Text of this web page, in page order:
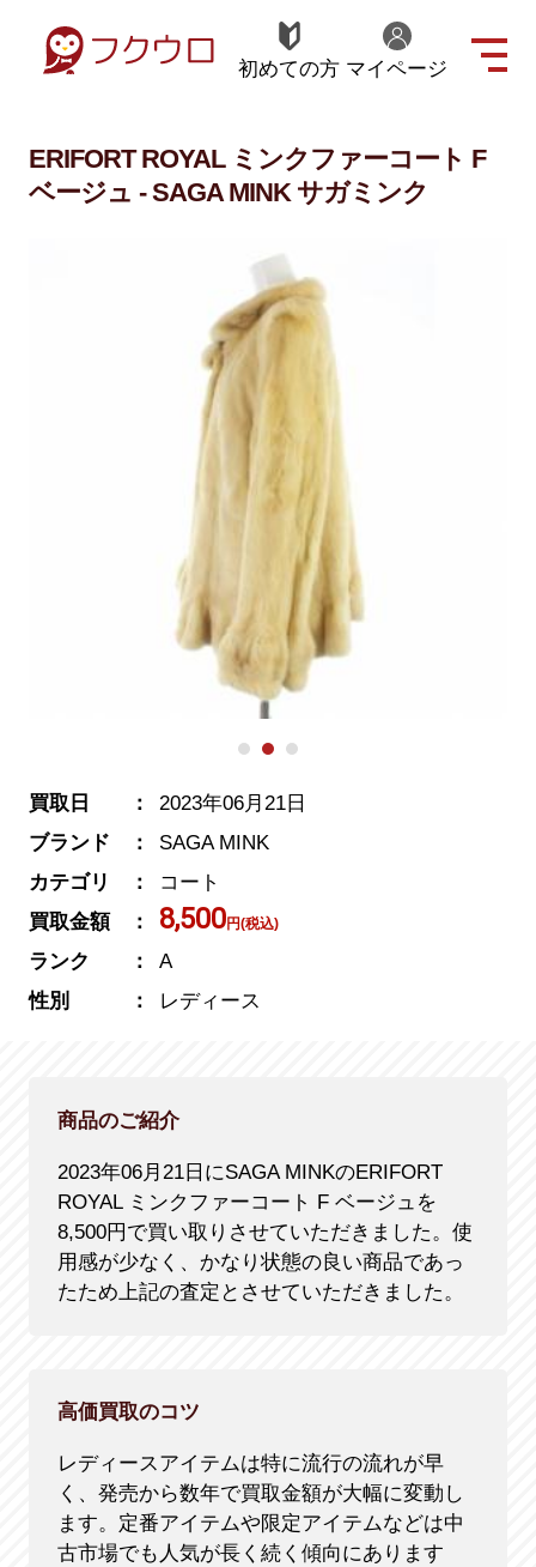
初めての方 マイページ
ERIFORT ROYAL ミンクファーコート F
ベージュ - SAGA MINK サガミンク
買取日
2023年06月21日
ブランド
SAGA MINK
カテゴリ
コート
買取金額
8,500円(税込)
ランク
A
性別
レディース
商品のご紹介
2023年06月21日にSAGA MINKのERIFORT
ROYAL ミンクファーコート F ベージュを
8,500円で買い取りさせていただきました。使
用感が少なく、かなり状態の良い商品であっ
たため上記の査定とさせていただきました。
高価買取のコツ
レディースアイテムは特に流行の流れが早
く、発売から数年で買取金額が大幅に変動し
ます。定番アイテムや限定アイテムなどは中
古市場でも人気が長く続く傾向にあります